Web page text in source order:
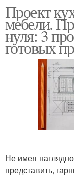
Проект
мебели.
нуля: 3
готовых
Не имея
представить,